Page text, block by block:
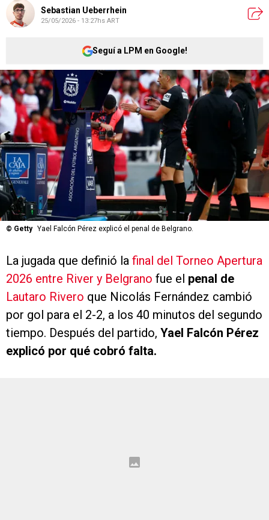
Sebastian Ueberrhein
25/05/2026 - 13:27hs ART
Seguí a LPM en Google!
© Getty Yael Falcón Pérez explicó el penal de Belgrano.
La jugada que definió la final del Torneo Apertura
2026 entre River y Belgrano fue el penal de
Lautaro Rivero que Nicolás Fernández cambió
por gol para el 2-2, a los 40 minutos del segundo
tiempo. Después del partido, Yael Falcón Pérez
explicó por qué cobró falta.